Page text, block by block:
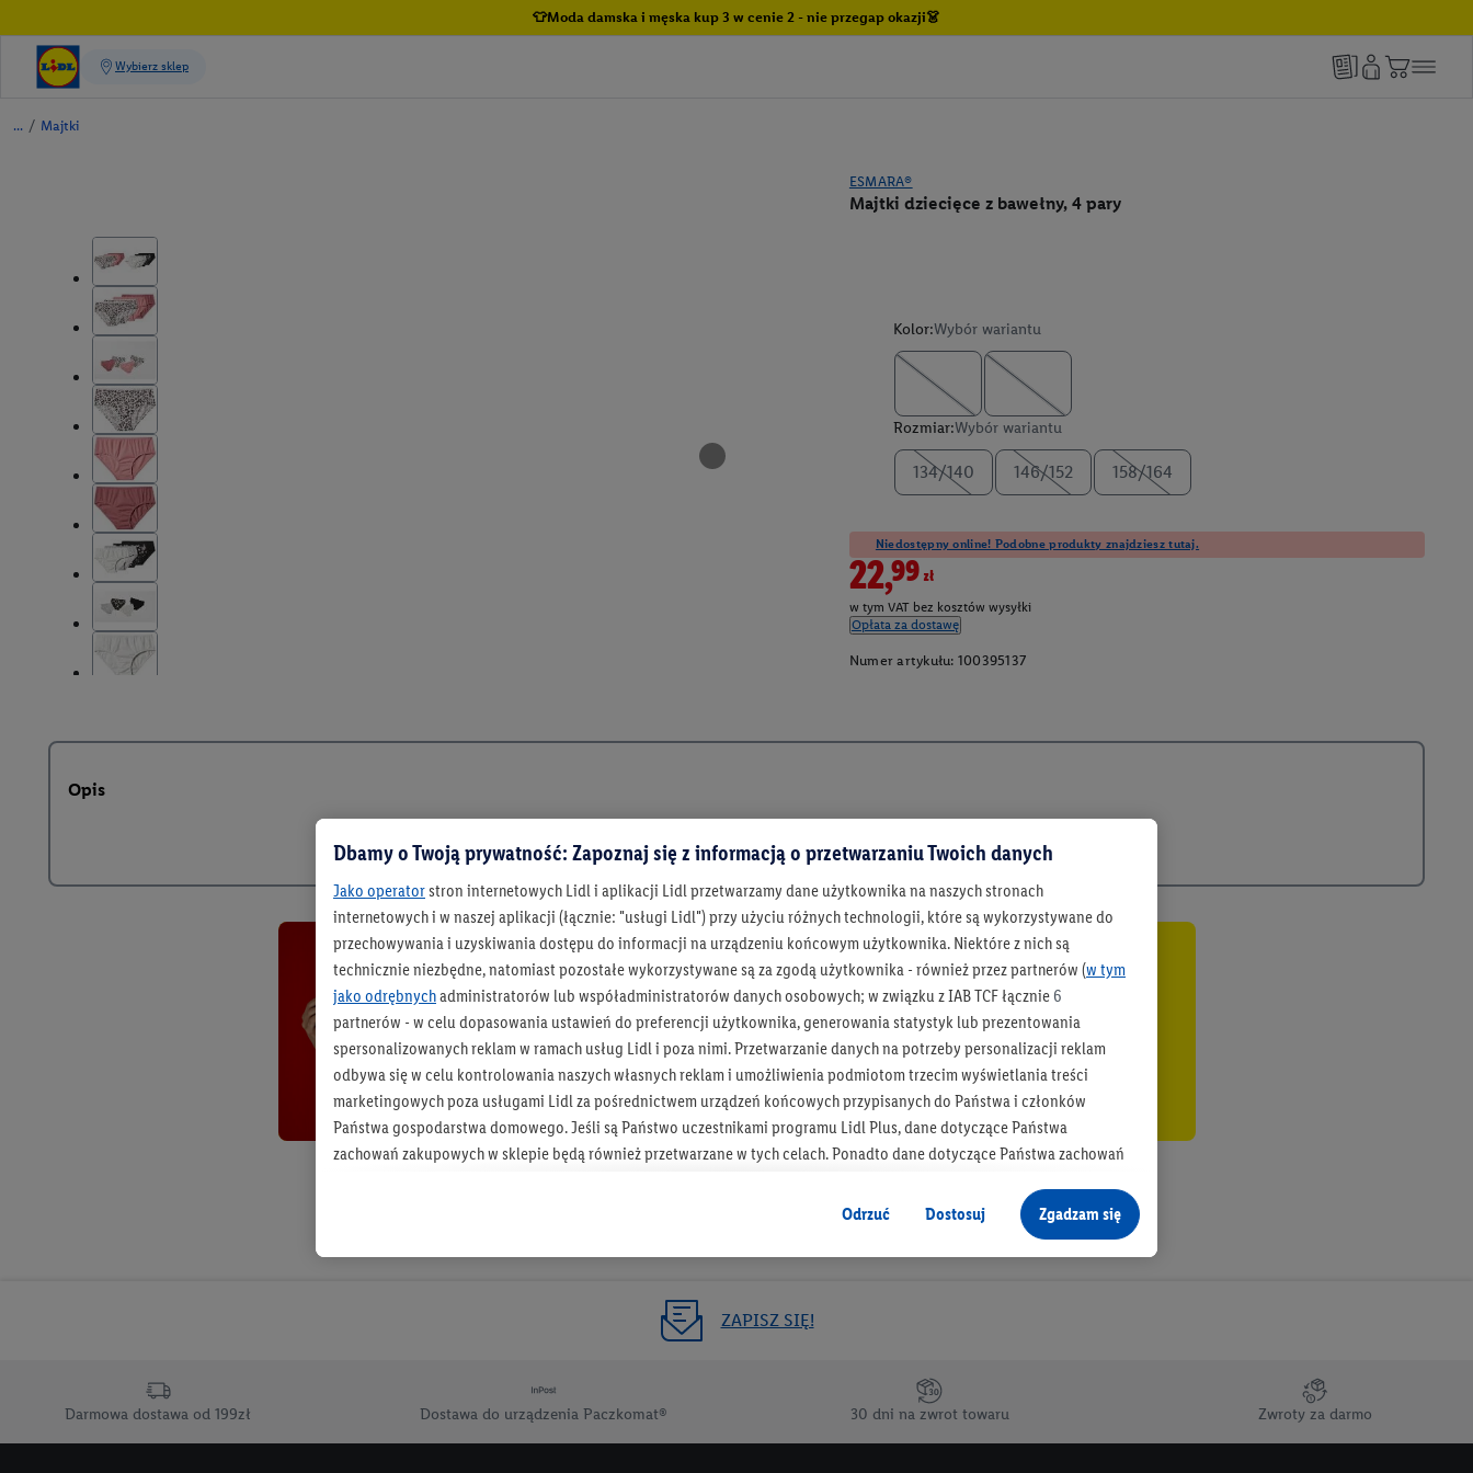
👕Moda damska i męska kup 3 w cenie 2 - nie przegap okazji👗
/ Majtki
ESMARA®
Majtki dziecięce z bawełny, 4 pary
Kolor:Wybór wariantu
Rozmiar:Wybór wariantu
134/140 146/152 158/164
Niedostępny online! Podobne produkty znajdziesz tutaj.
22,99zł
w tym VAT bez kosztów wysyłki
Opłata za dostawę
Numer artykułu: 100395137
Opis
Bądź na bieżąco
Otrzymuj newsletter Lidla
Zapisz się!
ZAPISZ SIĘ!
Darmowa dostawa od 199zł Dostawa do urządzenia Paczkomat® 30 dni na zwrot towaru Zwroty za darmo
Dbamy o Twoją prywatność: Zapoznaj się z informacją o przetwarzaniu Twoich danych
Jako operatorstron internetowych Lidl i aplikacji Lidl przetwarzamy dane użytkownika na naszych stronach
internetowych i w naszej aplikacji (łącznie: "usługi Lidl") przy użyciu różnych technologii, które są wykorzystywane do
przechowywania i uzyskiwania dostępu do informacji na urządzeniu końcowym użytkownika. Niektóre z nich są
technicznie niezbędne, natomiast pozostałe wykorzystywane są za zgodą użytkownika - również przez partnerów (w tym
jako odrębnychadministratorów lub współadministratorów danych osobowych; w związku z IAB TCF łącznie 6
partnerów - w celu dopasowania ustawień do preferencji użytkownika, generowania statystyk lub prezentowania
spersonalizowanych reklam w ramach usług Lidl i poza nimi. Przetwarzanie danych na potrzeby personalizacji reklam
odbywa się w celu kontrolowania naszych własnych reklam i umożliwienia podmiotom trzecim wyświetlania treści
marketingowych poza usługami Lidl za pośrednictwem urządzeń końcowych przypisanych do Państwa i członków
Państwa gospodarstwa domowego. Jeśli są Państwo uczestnikami programu Lidl Plus, dane dotyczące Państwa
zachowań zakupowych w sklepie będą również przetwarzane w tych celach. Ponadto dane dotyczące Państwa zachowań
jako niezależny administrator danych
Tworzenie spersonalizowanych reklam opiera się na generowaniu profili, które są również wzbogacane o dane z innych
informacji z konta klienta - np. wieku lub płci - a także dokładnych danych dotyczących lokalizacji), również przez różne
urządzenia końcowe i usługi Lidl, w tym przechowywanie lub uzyskiwanie dostępu do informacji na urządzeniach
przetwarzanie odbywa się również w celu pomiaru wydajności/skuteczności reklamy, badania grup docelowych,
opracowywania ofert oraz zapewnienia bezpieczeństwa technicznego i optymalizacji wyświetlania konkretnych treści.
Odrzuć Dostosuj Zgadzam się